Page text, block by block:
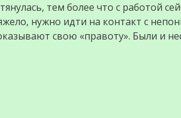
тем более что с работой
нужно идти на контакт с
свою «правоту». Были и